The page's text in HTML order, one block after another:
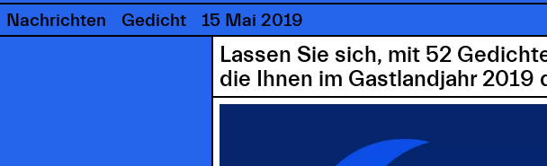
Nachrichten Gedicht 15 Mai 2019
Lassen Sie sich, mit 52
die Ihnen im Gastlandjahr